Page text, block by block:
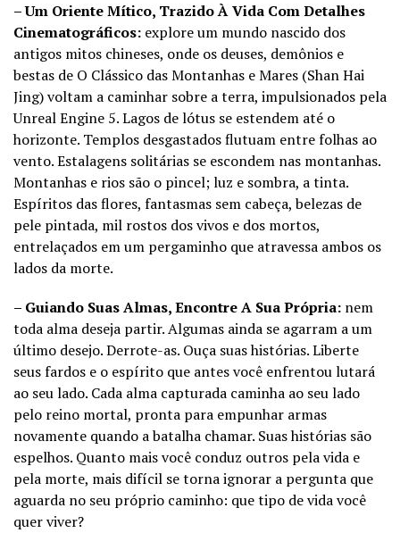
– Um Oriente Mítico, Trazido À Vida Com Detalhes
Cinematográficos: explore um mundo nascido dos
antigos mitos chineses, onde os deuses, demônios e
bestas de O Clássico das Montanhas e Mares (Shan Hai
Jing) voltam a caminhar sobre a terra, impulsionados pela
Unreal Engine 5. Lagos de lótus se estendem até o
horizonte. Templos desgastados flutuam entre folhas ao
vento. Estalagens solitárias se escondem nas montanhas.
Montanhas e rios são o pincel; luz e sombra, a tinta.
Espíritos das flores, fantasmas sem cabeça, belezas de
pele pintada, mil rostos dos vivos e dos mortos,
entrelaçados em um pergaminho que atravessa ambos os
lados da morte.
– Guiando Suas Almas, Encontre A Sua Própria: nem
toda alma deseja partir. Algumas ainda se agarram a um
último desejo. Derrote-as. Ouça suas histórias. Liberte
seus fardos e o espírito que antes você enfrentou lutará
ao seu lado. Cada alma capturada caminha ao seu lado
pelo reino mortal, pronta para empunhar armas
novamente quando a batalha chamar. Suas histórias são
espelhos. Quanto mais você conduz outros pela vida e
pela morte, mais difícil se torna ignorar a pergunta que
aguarda no seu próprio caminho: que tipo de vida você
quer viver?